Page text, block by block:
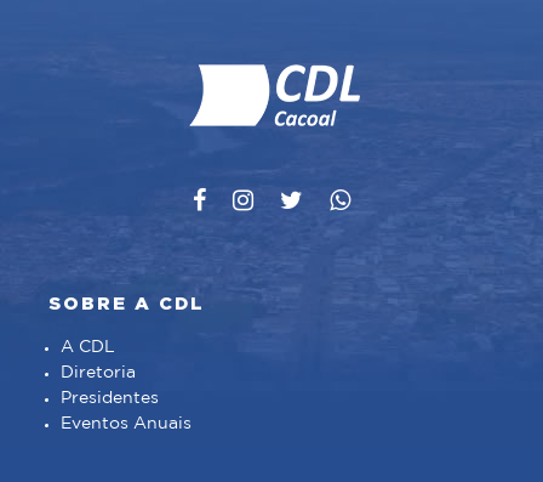
SOBRE A CDL
A CDL
Diretoria
Presidentes
Eventos Anuais